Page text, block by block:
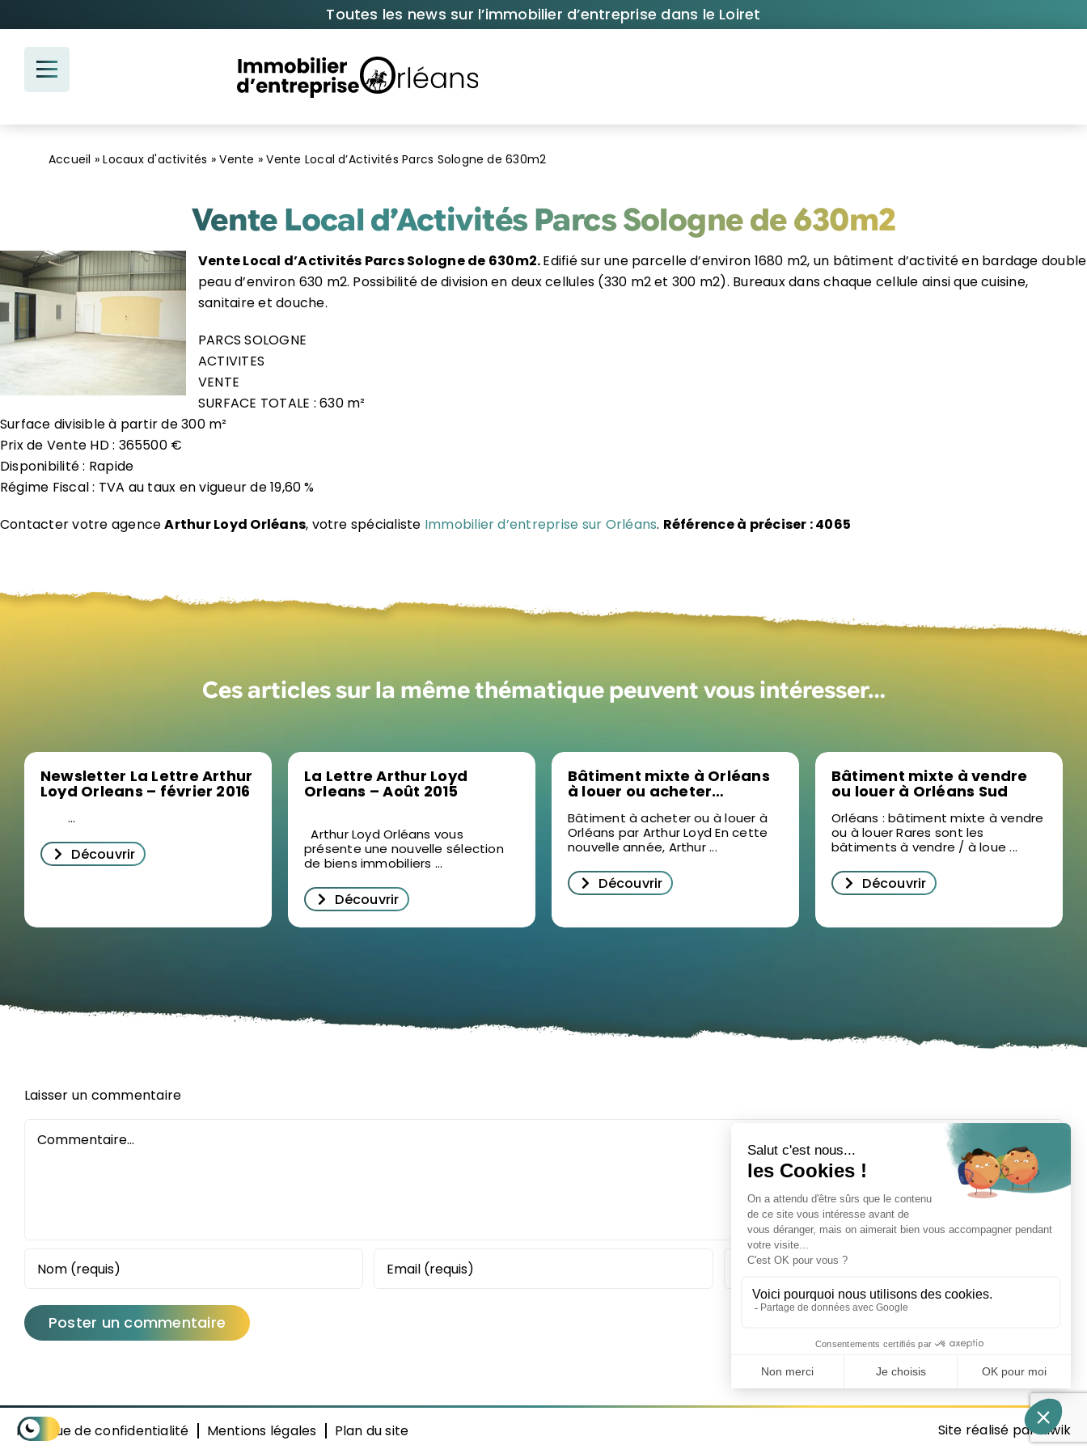
au
contenu
Toutes les news sur l’immobilier d’entreprise dans le Loiret
Accueil »Locaux d'activités »Vente »Vente Local d’Activités Parcs Sologne de 630m2
Vente Local d’Activités Parcs Sologne de 630m2
Vente Local d’Activités Parcs Sologne de 630m2.Edifié sur une parcelle d’environ 1680 m2, un bâtiment d’activité en bardage double
peau d’environ 630 m2. Possibilité de division en deux cellules (330 m2 et 300 m2). Bureaux dans chaque cellule ainsi que cuisine,
sanitaire et douche.
PARCS SOLOGNE
ACTIVITES
VENTE
SURFACE TOTALE : 630 m²
Surface divisible à partir de 300 m²
Prix de Vente HD : 365500 €
Disponibilité : Rapide
Régime Fiscal : TVA au taux en vigueur de 19,60 %
Contacter votre agenceArthur Loyd Orléans, votre spécialiste Immobilier d’entreprise sur Orléans. Référence à préciser : 4065
Ces articles sur la même thématique peuvent vous intéresser…
Newsletter La Lettre Arthur
Loyd Orleans – février 2016
...
Découvrir
La Lettre Arthur Loyd
Orleans – Août 2015
Arthur Loyd Orléans vous
présente une nouvelle sélection
de biens immobiliers ...
Découvrir
Bâtiment mixte à Orléans
à louer ou acheter
Bâtiment à acheter ou à louer à
Orléans par Arthur Loyd En cette
nouvelle année, Arthur ...
Découvrir
Bâtiment mixte à vendre
ou louer à Orléans Sud
Orléans : bâtiment mixte à vendre
ou à louer Rares sont les
bâtiments à vendre / à loue ...
Découvrir
Laisser un commentaire
Politique de confidentialité Mentions légales Plan du site Site réalisé par Kiwik
Activer ou désactiver le mode sombre